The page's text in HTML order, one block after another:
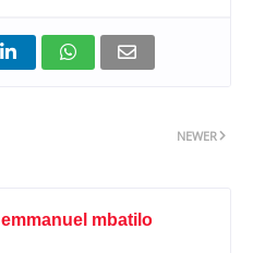
NEWER
emmanuel mbatilo